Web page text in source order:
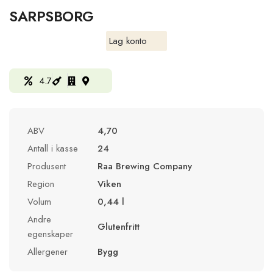
SARPSBORG
Lag konto
4.7
ABV
4,70
Antall i kasse
24
Produsent
Raa Brewing Company
Region
Viken
Volum
0,44 l
Andre
egenskaper
Glutenfritt
Allergener
Bygg